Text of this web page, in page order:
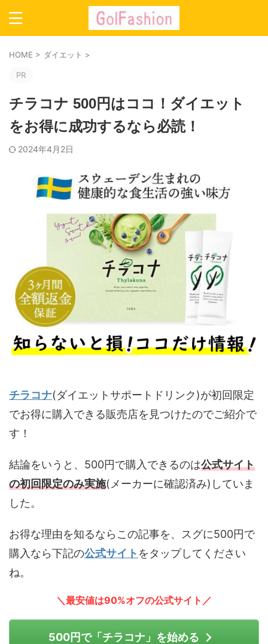
HOME > ダイエット >
PR
チラコナ 500円はココ！ダイエット
をお得に成功するなら必読！
2024年4月2日
チラコナ(ダイエットサポートドリンク)が初回限定
でお得に購入できる販売店を見つけたのでご紹介で
す！
結論をいうと、500円で購入できるのは公式サイト
の初回限定のみ実施(メーカーに確認済み)していま
した。
お得な理由を知るならこの記事を、スグに500円で
購入なら下記の公式サイト をタップしてください
ね。
＼最安値は90%オフの公式サイト／
500円で「チラコナ」を始める